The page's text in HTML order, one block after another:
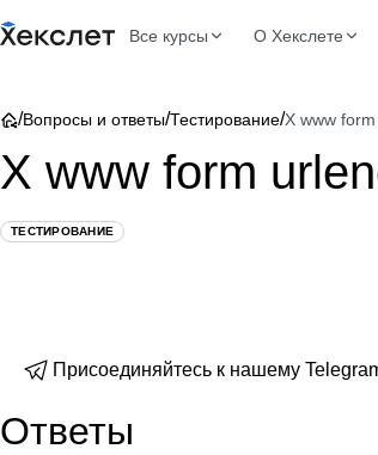
Все курсы О Хекслете
/Вопросы и ответы/Тестирование/X www
X www form
ТЕСТИРОВАНИЕ
Присоединяйтесь к нашему
Ответы